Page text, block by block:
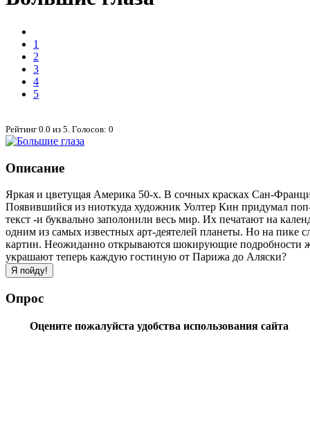
1
2
3
4
5
Рейтинг 0.0 из 5 . Голосов: 0
Описание
Яркая и цветущая Америка 50-х. В сочных красках Сан-
Появившийся из ниоткуда художник Уолтер Кин придумал
текст -и буквально заполонили весь мир. Их печатают на
одним из самых известных арт-деятелей планеты. Но на пике
картин. Неожиданно открываются шокирующие подробности
украшают теперь каждую гостиную от Парижа до Аляски?
Опрос
Оцените пожалуйста удобства использования сайта